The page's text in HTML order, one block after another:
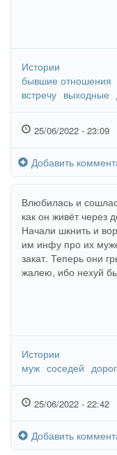
Истории
бывшие отношения
встречу выходные
25/06/2022 - 23:09
Добавить
Влюбилась и
как он живёт через
Начали шкнить и
им инфу про их
закат. Теперь они
жалею, ибо нехуй
Истории
муж соседей
25/06/2022 - 22:42
Добавить